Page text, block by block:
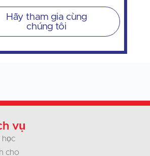
Hãy tham gia cùng
chúng tôi
vụ
học
cho